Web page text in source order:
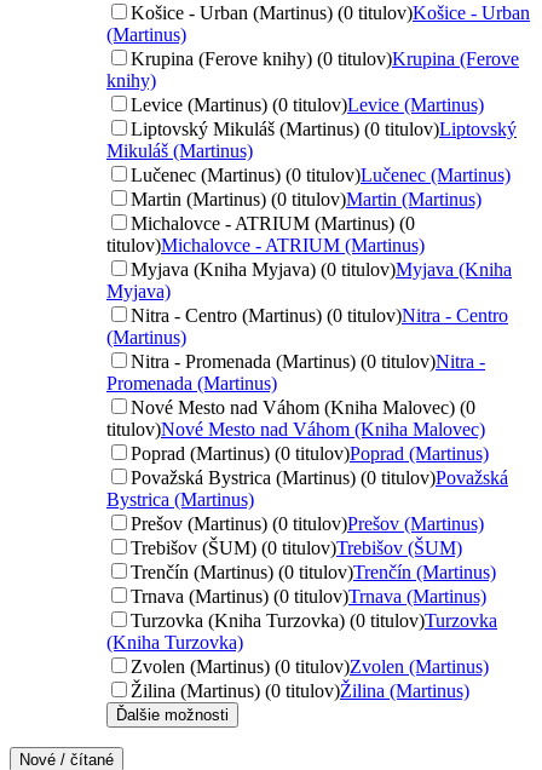
Košice - Urban (Martinus) (0 titulov)Košice - Urban
(Martinus)
Krupina (Ferove knihy) (0 titulov)Krupina (Ferove
knihy)
Levice (Martinus) (0 titulov)Levice (Martinus)
Liptovský Mikuláš (Martinus) (0 titulov)Liptovský
Mikuláš (Martinus)
Lučenec (Martinus) (0 titulov)Lučenec (Martinus)
Martin (Martinus) (0 titulov)Martin (Martinus)
Michalovce - ATRIUM (Martinus) (0
titulov)Michalovce - ATRIUM (Martinus)
Myjava (Kniha Myjava) (0 titulov)Myjava (Kniha
Myjava)
Nitra - Centro (Martinus) (0 titulov)Nitra - Centro
(Martinus)
Nitra - Promenada (Martinus) (0 titulov)Nitra -
Promenada (Martinus)
Nové Mesto nad Váhom (Kniha Malovec) (0
titulov)Nové Mesto nad Váhom (Kniha Malovec)
Poprad (Martinus) (0 titulov)Poprad (Martinus)
Považská Bystrica (Martinus) (0 titulov)Považská
Bystrica (Martinus)
Prešov (Martinus) (0 titulov)Prešov (Martinus)
Trebišov (ŠUM) (0 titulov)Trebišov (ŠUM)
Trenčín (Martinus) (0 titulov)Trenčín (Martinus)
Trnava (Martinus) (0 titulov)Trnava (Martinus)
Turzovka (Kniha Turzovka) (0 titulov)Turzovka
(Kniha Turzovka)
Zvolen (Martinus) (0 titulov)Zvolen (Martinus)
Žilina (Martinus) (0 titulov)Žilina (Martinus)
Ďalšie možnosti
Nové / čítané